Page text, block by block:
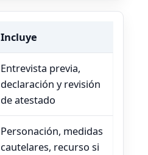
Incluye
Entrevista previa,
declaración y revisión
de atestado
Personación, medidas
cautelares, recurso si